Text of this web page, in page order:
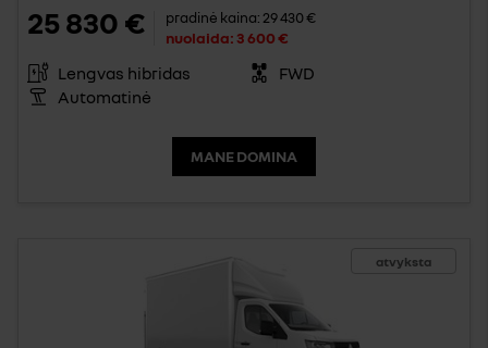
25 830 € pradinė kaina: 29 430 €
nuolaida: 3 600 €
Lengvas hibridas
FWD
Automatinė
MANE DOMINA
atvyksta